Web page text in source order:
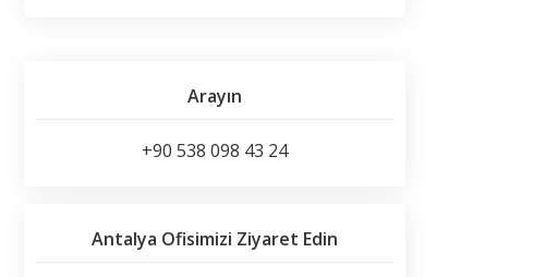
Arayın
+90 538 098 43 24
Antalya Ofisimizi Ziyaret Edin